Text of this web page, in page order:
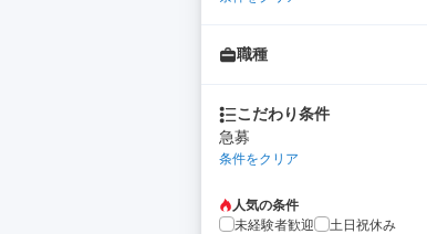
職種
こだわり条件
急募
条件をクリア
人気の条件
未経験者歓迎
土日祝休み